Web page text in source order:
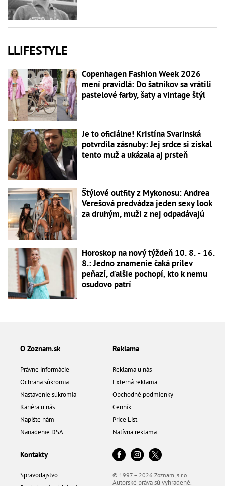
LLIFESTYLE
Copenhagen Fashion Week 2026
mení pravidlá: Do šatníkov sa vrátili
pastelové farby, šaty a vintage štýl
Je to oficiálne! Kristína Svarinská
potvrdila zásnuby: Jej srdce si získal
tento muž a ukázala aj prsteň
Štýlové outfity z Mykonosu: Andrea
Verešová predvádza jeden sexy look
za druhým, muži z nej odpadávajú
Horoskop na nový týždeň 10. 8. - 16.
8.: Jedno znamenie čaká prílev
peňazí, ďalšie pochopí, kto k nemu
osudovo patrí
O Zoznam.sk
Právne informácie
Ochrana súkromia
Nastavenie súkromia
Kariéra u nás
Napíšte nám
Nariadenie DSA
Reklama
Reklama u nás
Externá reklama
Obchodné podmienky
Cenník
Price List
Natívna reklama
Kontakty
Spravodajstvo
© 1997 – 2026 Zoznam, s.r.o.
Autorské práva sú vyhradené.